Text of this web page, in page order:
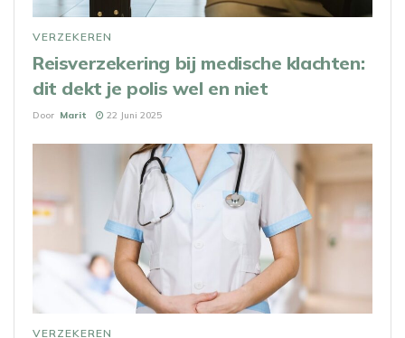
VERZEKEREN
Reisverzekering bij medische klachten:
dit dekt je polis wel en niet
Door Marit 22 Juni 2025
VERZEKEREN